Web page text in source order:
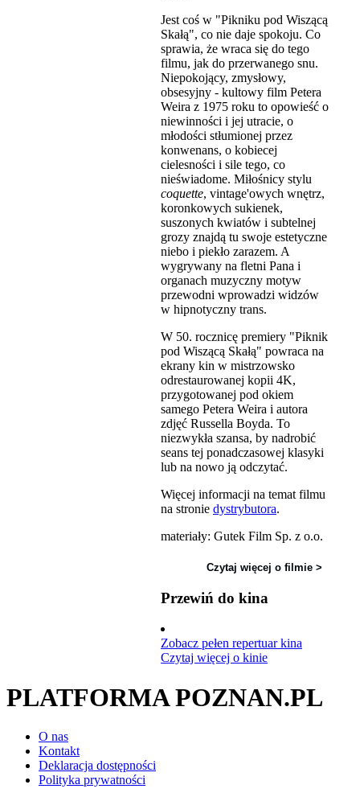
Jest coś w "Pikniku pod Wiszącą
Skałą", co nie daje spokoju. Co
sprawia, że wraca się do tego
filmu, jak do przerwanego snu.
Niepokojący, zmysłowy,
obsesyjny - kultowy film Petera
Weira z 1975 roku to opowieść o
niewinności i jej utracie, o
młodości stłumionej przez
konwenans, o kobiecej
cielesności i sile tego, co
nieświadome. Miłośnicy stylu
coquette, vintage'owych wnętrz,
koronkowych sukienek,
suszonych kwiatów i subtelnej
grozy znajdą tu swoje estetyczne
niebo i piekło zarazem. A
wygrywany na fletni Pana i
organach muzyczny motyw
przewodni wprowadzi widzów
w hipnotyczny trans.
W 50. rocznicę premiery "Piknik
pod Wiszącą Skałą" powraca na
ekrany kin w mistrzowsko
odrestaurowanej kopii 4K,
przygotowanej pod okiem
samego Petera Weira i autora
zdjęć Russella Boyda. To
niezwykła szansa, by nadrobić
seans tej ponadczasowej klasyki
lub na nowo ją odczytać.
Więcej informacji na temat filmu
na stronie dystrybutora.
materiały: Gutek Film Sp. z o.o.
Czytaj więcej o filmie >
Przewiń do kina
Zobacz pełen repertuar kina
Czytaj więcej o kinie
PLATFORMA POZNAN.PL
O nas
Kontakt
Deklaracja dostępności
Polityka prywatności